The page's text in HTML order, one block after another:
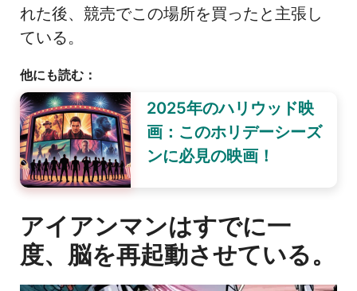
れた後、競売でこの場所を買ったと主張し
ている。
他にも読む：
2025年のハリウッド映
画：このホリデーシーズ
ンに必見の映画！
アイアンマンはすでに一
度、脳を再起動させている。